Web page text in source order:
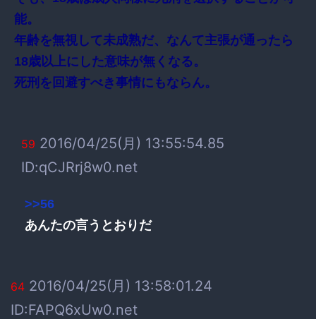
能。
年齢を無視して未成熟だ、なんて主張が通ったら
18歳以上にした意味が無くなる。
死刑を回避すべき事情にもならん。
59 2016/04/25(月) 13:55:54.85
ID:qCJRrj8w0.net
>>56
あんたの言うとおりだ
64 2016/04/25(月) 13:58:01.24
ID:FAPQ6xUw0.net